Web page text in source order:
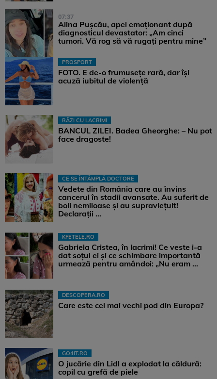
07:37
Alina Pușcău, apel emoționant după
diagnosticul devastator: „Am cinci
tumori. Vă rog să vă rugați pentru mine”
PROSPORT
FOTO. E de-o frumusețe rară, dar își
acuză iubitul de violență
RÂZI CU LACRIMI
BANCUL ZILEI. Badea Gheorghe: – Nu pot
face dragoste!
CE SE ÎNTÂMPLĂ DOCTORE
Vedete din România care au învins
cancerul în stadii avansate. Au suferit de
boli nemiloase şi au supravieţuit!
Declarații ...
KFETELE.RO
Gabriela Cristea, în lacrimi! Ce veste i-a
dat soțul ei și ce schimbare importantă
urmează pentru amândoi: „Nu eram ...
DESCOPERA.RO
Care este cel mai vechi pod din Europa?
GO4IT.RO
O jucărie din Lidl a explodat la căldură:
copil cu grefă de piele